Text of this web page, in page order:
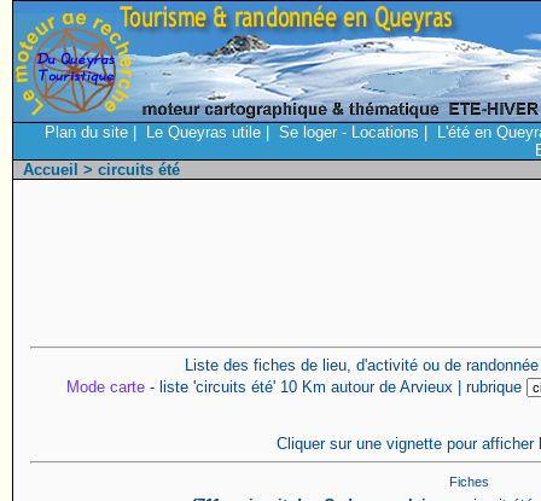
Plan du site Le Queyras utile Se loger - Locations
L'été en
Accueil > circuits été
Liste des fiches de lieu, d'activité ou de
Mode carte - liste 'circuits été' 10 Km autour de Arvieux | rubrique
Cliquer sur une vignette pour
Fiches